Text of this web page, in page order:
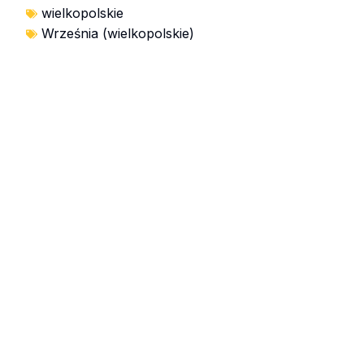
wielkopolskie
Września (wielkopolskie)